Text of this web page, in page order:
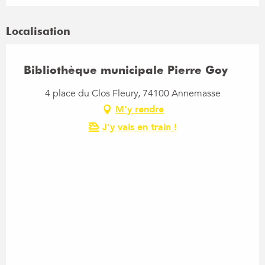
Localisation
Bibliothèque municipale Pierre Goy
4 place du Clos Fleury, 74100 Annemasse
M'y rendre
J'y vais en train !